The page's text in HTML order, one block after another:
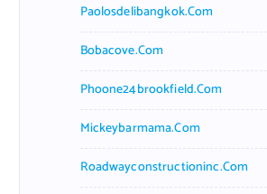
Paolosdelibangkok.com
Bobacove.com
Phoone24brookfield.com
Mickeybarmama.com
Roadwayconstructioninc.com